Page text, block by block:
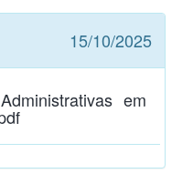
15/10/2025
em